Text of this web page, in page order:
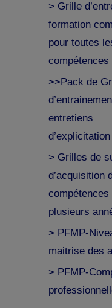
> Grille
formation
pour toutes
compétences
>>Pack de
entretiens
d’explicitation
> Grilles de
d’acquisition
compétences
plusieurs
> PFMP-
maitrise des
> PFMP-